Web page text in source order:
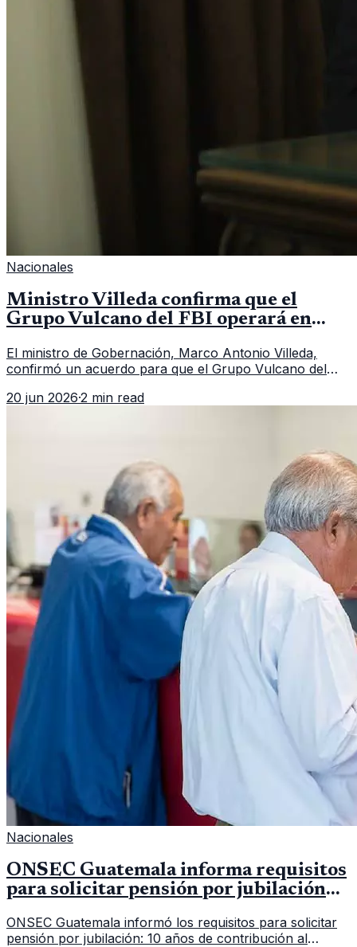
Nacionales
Ministro Villeda confirma que el
Grupo Vulcano del FBI operará en
El ministro de Gobernación, Marco Antonio Villeda,
confirmó un acuerdo para que el Grupo Vulcano del
fallido con la administración anterior del Ministerio
20 jun 2026·2 min read
Nacionales
ONSEC Guatemala informa requisitos
para solicitar pensión por jubilación
ONSEC Guatemala informó los requisitos para solicitar
pensión por jubilación: 10 años de contribución al